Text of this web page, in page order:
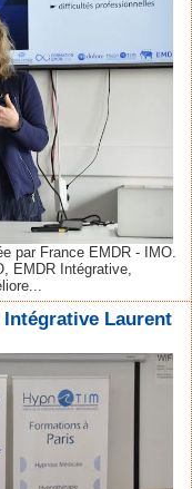
par France EMDR - IMO.
EMDR Intégrative,
Intégrative Laurent